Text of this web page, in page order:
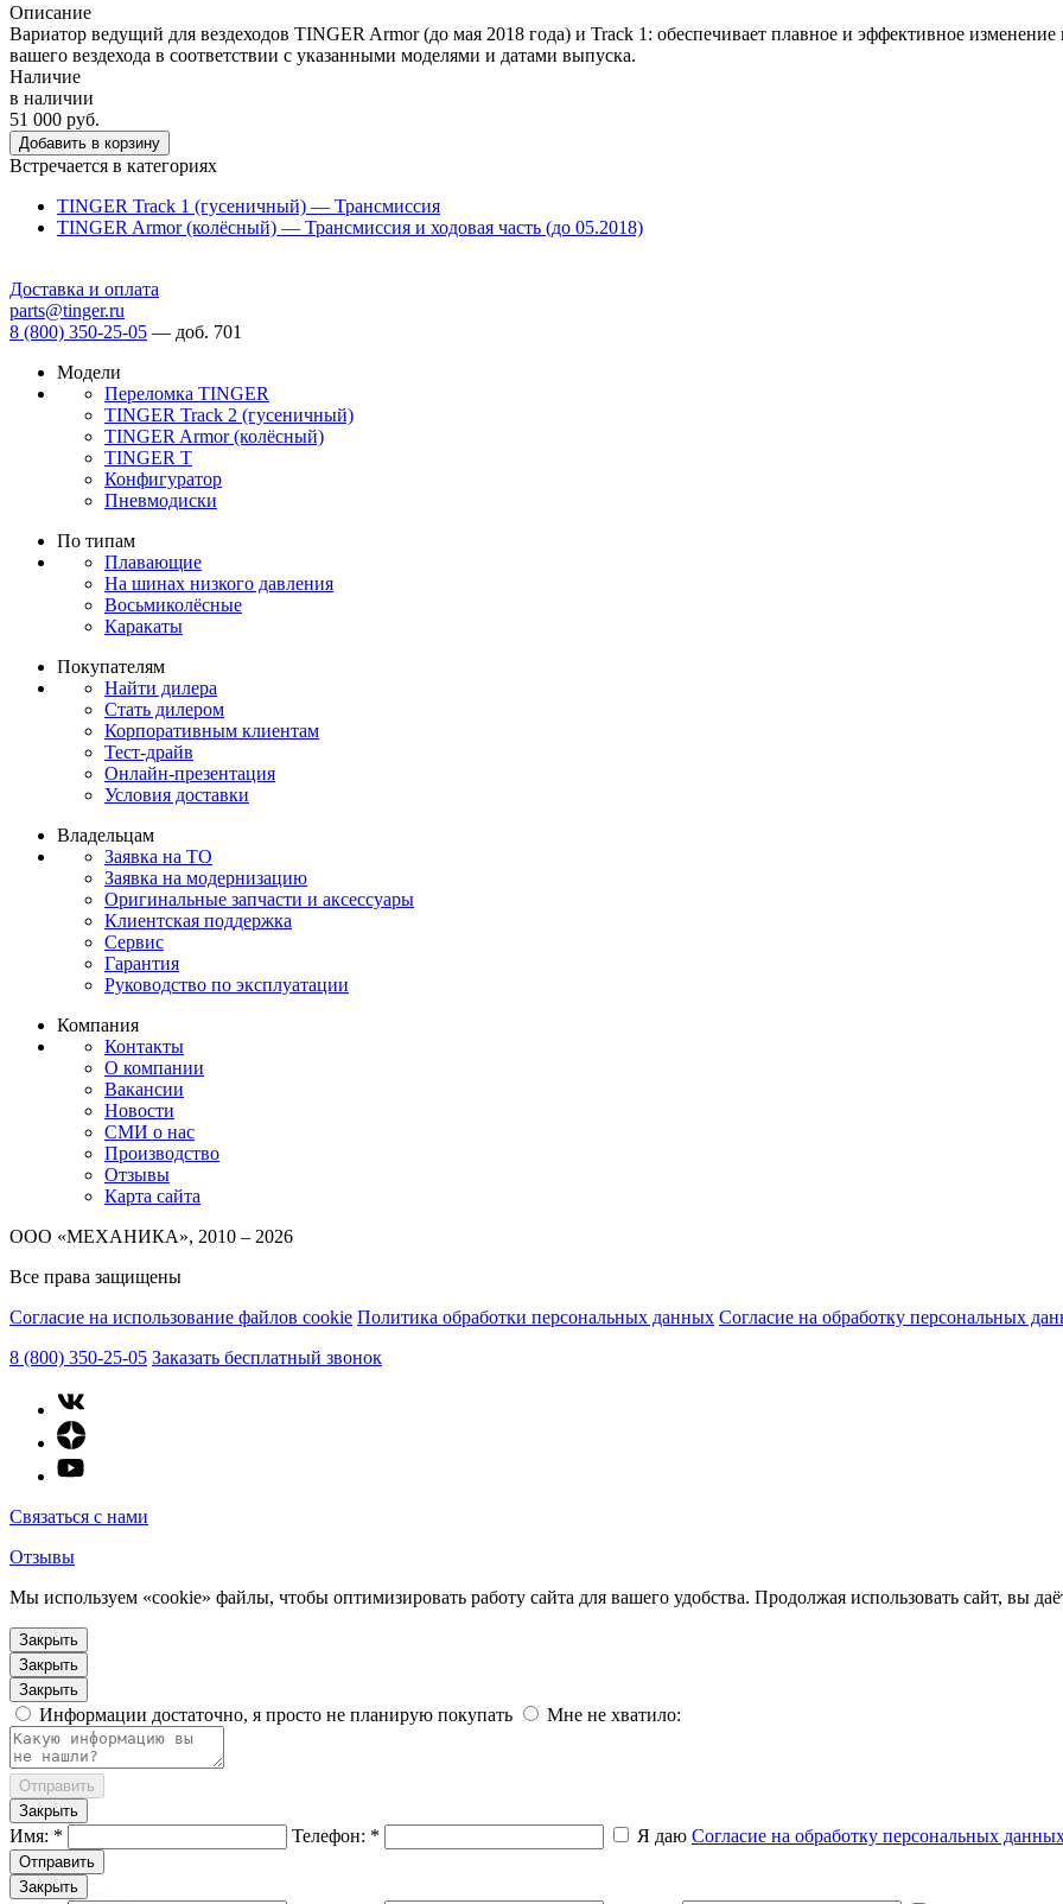
Описание
Вариатор ведущий для вездеходов TINGER Armor (до мая 2018 года) и Track 1: обеспечивает плавное и эффективное
вашего вездехода в соответствии с указанными моделями и датами выпуска.
Наличие
в наличии
51 000 руб.
Добавить в корзину
Встречается в категориях
TINGER Track 1 (гусеничный) — Трансмиссия
TINGER Armor (колёсный) — Трансмиссия и ходовая часть (до 05.2018)
Доставка и оплата
parts@tinger.ru
8 (800) 350-25-05 — доб. 701
Модели
Переломка TINGER
TINGER Track 2 (гусеничный)
TINGER Armor (колёсный)
TINGER T
Конфигуратор
Пневмодиски
По типам
Плавающие
На шинах низкого давления
Восьмиколёсные
Каракаты
Покупателям
Найти дилера
Стать дилером
Корпоративным клиентам
Тест-драйв
Онлайн-презентация
Условия доставки
Владельцам
Заявка на ТО
Заявка на модернизацию
Оригинальные запчасти и аксессуары
Клиентская поддержка
Сервис
Гарантия
Руководство по эксплуатации
Компания
Контакты
О компании
Вакансии
Новости
СМИ о нас
Производство
Отзывы
Карта сайта
ООО «МЕХАНИКА», 2010 – 2026
Все права защищены
Согласие на использование файлов cookie Политика обработки персональных данных Согласие на обработку персональных
8 (800) 350-25-05 Заказать бесплатный звонок
Связаться с нами
Отзывы
Мы используем «cookie» файлы, чтобы оптимизировать работу сайта для вашего удобства. Продолжая использовать сайт, вы
Закрыть
Закрыть
Закрыть
Информации достаточно, я просто не планирую покупать Мне не хватило:
Отправить
Закрыть
Имя: * Телефон: * Я даю Согласие на обработку персональных
Отправить
Закрыть